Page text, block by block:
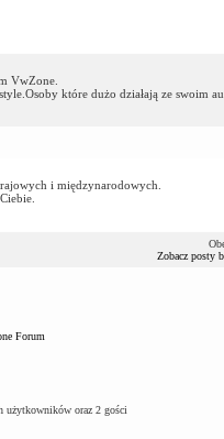
VwZone.
które dużo działają ze swoim
i międzynarodowych.
Zobacz posty
Forum
użytkowników oraz 2 gości